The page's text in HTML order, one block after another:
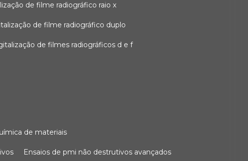
de filme radiográfico raio x
de filme radiográfico duplo
de filmes radiográficos d e f
de materiais
ensaios de pmi não destrutivos avançados